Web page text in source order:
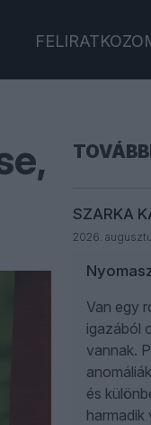
SZARKA
2026.
Van egy
igazából
vannak.
és
harmadik